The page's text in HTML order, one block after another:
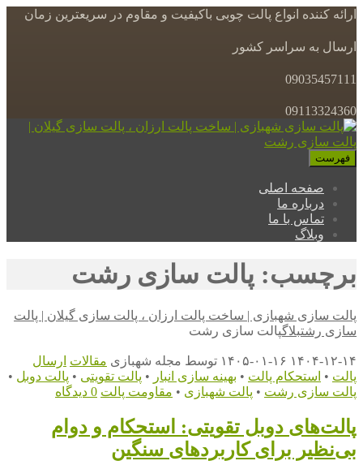
ارائه کننده انواع پالت چوبی باکیفیت و مقاوم در سریعترین زمان
ارسال به سراسر کشور
09035457111
09113324360
فهرست
صفحه اصلی
درباره ما
تماس با ما
وبلاگ
برچسب: پالت سازی رشت
پالت سازی شهبازی | ساخت پالت ارزان ، پالت سازی گیلان | پالت
سازی رشتبلاگپالت سازی رشت
۱۴۰۴-۱۲-۱۴ ۱۴۰۵-۰۱-۱۶ توسط مجله شهبازی مقالات ارسال
پالت • استحکام پالت • بهینه سازی انبار • پالت تقویتی • پالت دوبل •
پالت سازی رشت • پالت شهبازی • مقاومت پالت 0 دیدگاه
پالت‌های دوبل تقویتی: استحکام و دوام
بی‌نظیر برای کاربردهای سنگین